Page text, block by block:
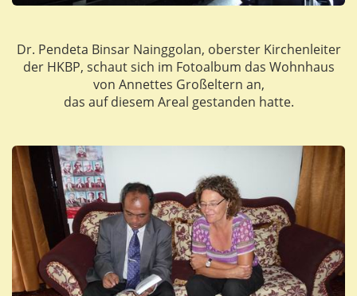
Dr. Pendeta Binsar Nainggolan, oberster Kirchenleiter
der HKBP, schaut sich im Fotoalbum das Wohnhaus
von Annettes Großeltern an,
das auf diesem Areal gestanden hatte.